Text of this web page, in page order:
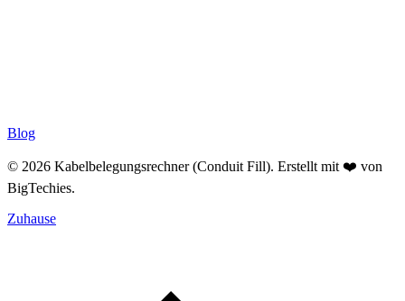
Blog
© 2026 Kabelbelegungsrechner (Conduit Fill). Erstellt mit ❤️ von
BigTechies.
Zuhause